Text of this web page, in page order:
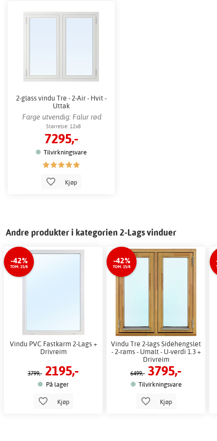
2-glass vindu Tre - 2-Air - Hvit -
Uttak
Farge utvendig: Falur rød
Størrelse: 12x8
7295,-
Tilvirkningsvare
Kjøp
Andre produkter i kategorien 2-Lags vinduer
-42%
TOM. 15/8
Vindu PVC Fastkarm 2-Lags +
Drivreim
3799,- 2195,-
På lager
Kjøp
-42%
TOM. 15/8
Vindu Tre 2-lags Sidehengslet
- 2-rams - Umalt - U-verdi 1.3 +
Drivreim
6499,- 3795,-
Tilvirkningsvare
Kjøp